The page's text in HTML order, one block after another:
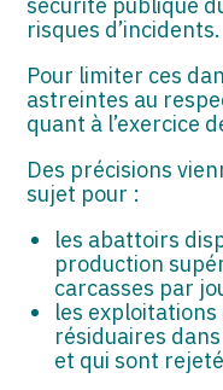
risques d’incidents.
Pour limiter ces
astreintes au
quant à l’exercice
Des précisions
sujet pour :
les abattoirs
production
carcasses par
les
résiduaires
et qui sont